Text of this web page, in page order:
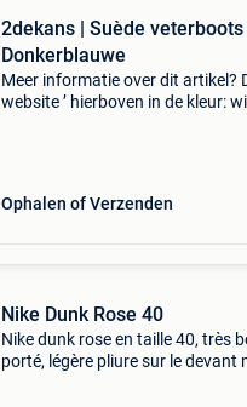
2dekans | Suède
Donkerblauwe
Meer informatie over dit artikel?
website ’ hierboven in de kleur:
Ophalen of Verzenden
Nike Dunk Rose 40
Nike dunk rose en taille 40, très
porté, légère pliure sur le devant